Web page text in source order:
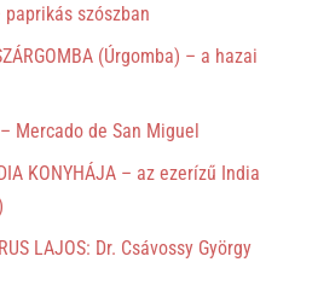
paprikás szószban
(Úrgomba) – a hazai
Mercado de San Miguel
KONYHÁJA – az ezerízű India
LAJOS: Dr. Csávossy György